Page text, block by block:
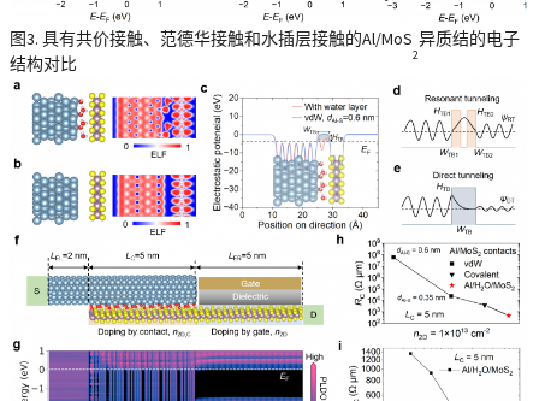
图3. 具有共价接触、范德华接触和水插层接触的Al/MoS
2
异质结的电子
结构对比